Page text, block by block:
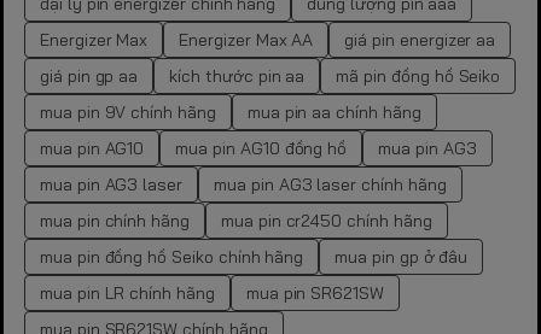
Energizer Max
Energizer Max AA
giá pin energizer aa
giá pin gp aa
kích thước pin aa
mã pin đồng hồ Seiko
mua pin 9V chính hãng
mua pin aa chính hãng
mua pin AG10
mua pin AG10 đồng hồ
mua pin AG3
mua pin AG3 laser
mua pin AG3 laser chính hãng
mua pin chính hãng
mua pin cr2450 chính hãng
mua pin đồng hồ Seiko chính hãng
mua pin gp ở đâu
mua pin LR chính hãng
mua pin SR621SW
mua pin SR621SW chính hãng